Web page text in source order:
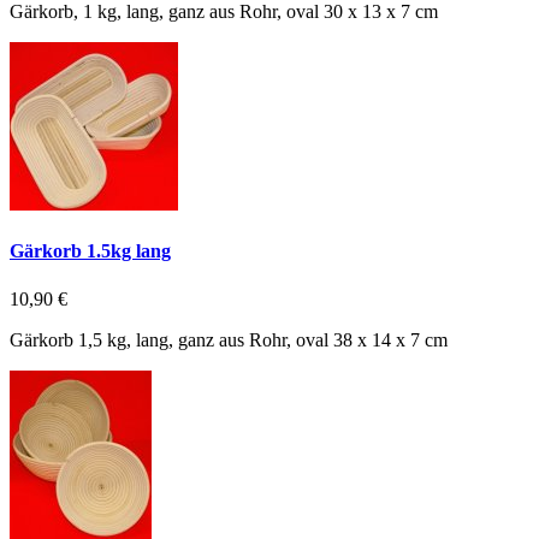
Gärkorb, 1 kg, lang, ganz aus Rohr, oval 30 x 13 x 7 cm
Gärkorb 1.5kg lang
10,90 €
Gärkorb 1,5 kg, lang, ganz aus Rohr, oval 38 x 14 x 7 cm